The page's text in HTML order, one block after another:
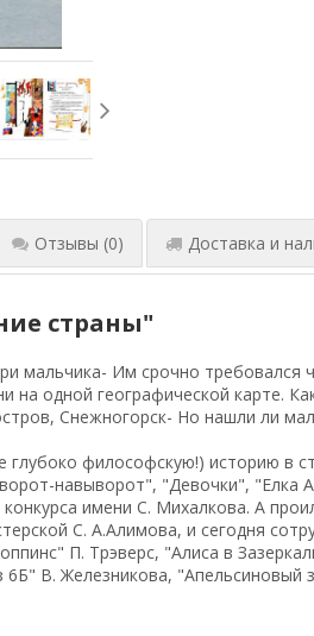
Отзывы (0) Доставка и
страны"
мальчика- Им срочно требовался
на одной географической карте.
Снежногорск- Но нашли ли
философскую!) историю в
навыворот", "Девочки", "Елка
имени С. Михалкова. А
С. А.Алимова, и сегодня
П. Трэверс, "Алиса в
6Б" В. Железникова, "Апельсиновый